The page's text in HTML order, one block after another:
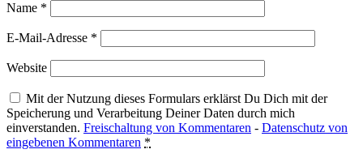
Name *
E-Mail-Adresse *
Website
Mit der Nutzung dieses Formulars erklärst Du Dich mit der
Speicherung und Verarbeitung Deiner Daten durch mich
einverstanden. Freischaltung von Kommentaren - Datenschutz von
eingebenen Kommentaren *